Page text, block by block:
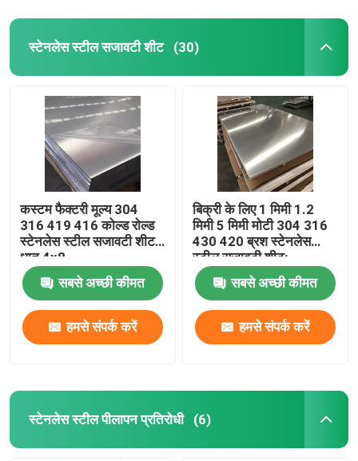
स्टेनलेस स्टील सजावटी शीट (30)
कस्टम फैक्टरी मूल्य 304
316 419 416 कोल्ड रोल्ड
स्टेनलेस स्टील सजावटी शीट
धातु 4x8
सबसे अच्छी कीमत
हमसे संपर्क करें
बिक्री के लिए 1 मिमी 1.2
मिमी 5 मिमी मोटी 304 316
430 420 ब्रश स्टेनलेस
स्टील सजावटी शीट:
सबसे अच्छी कीमत
हमसे संपर्क करें
स्टेनलेस स्टील पीलापन प्रतिरोधी (6)